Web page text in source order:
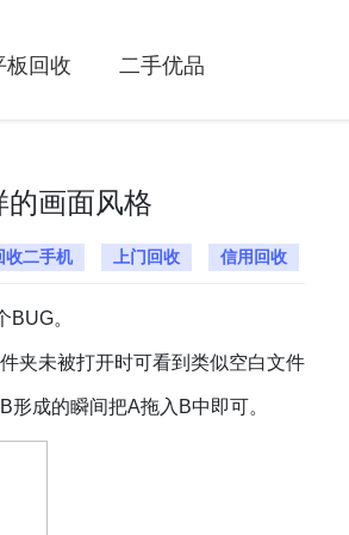
板回收 二手优品
的画面风格
收二手机 上门回收 信用回收
BUG。
夹未被打开时可看到类似空白文件
B形成的瞬间把A拖入B中即可。